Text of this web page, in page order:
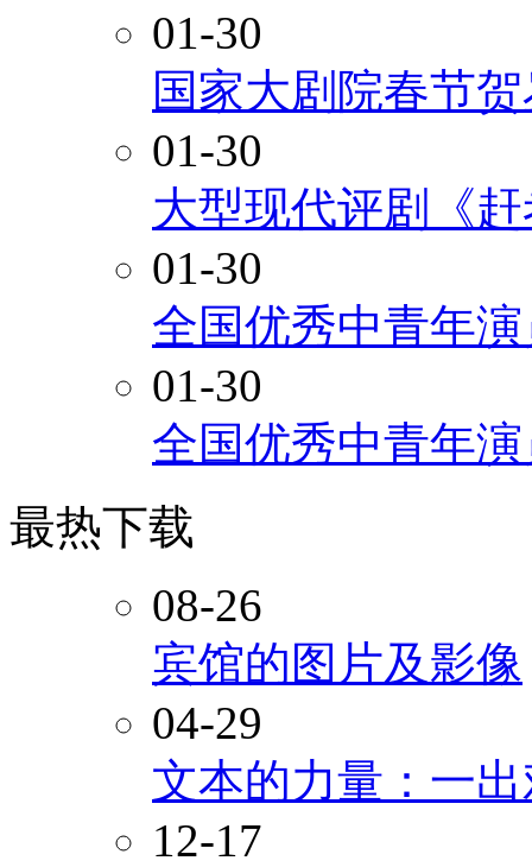
01-30
国家大剧院春节
01-30
大型现代评剧《
01-30
全国优秀中青年
01-30
全国优秀中青年
最热下载
08-26
宾馆的图片及影像
04-29
文本的力量：一
12-17